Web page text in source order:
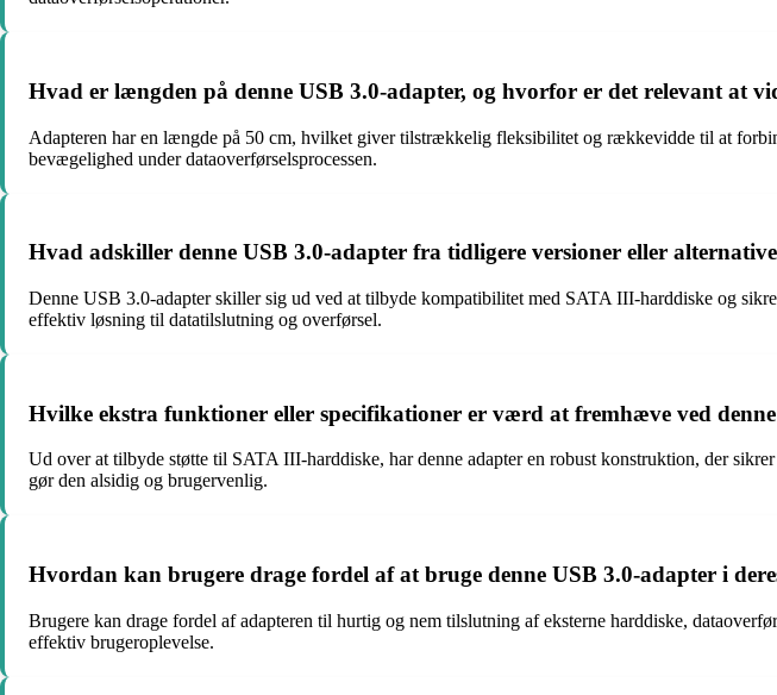
Hvad er længden på denne USB 3.0-adapter, og hvorfor er det relevant at
Adapteren har en længde på 50 cm, hvilket giver tilstrækkelig fleksibilitet og rækkevidde til at
bevægelighed under dataoverførselsprocessen.
Hvad adskiller denne USB 3.0-adapter fra tidligere versioner eller
Denne USB 3.0-adapter skiller sig ud ved at tilbyde kompatibilitet med SATA III-harddiske og
effektiv løsning til datatilslutning og overførsel.
Hvilke ekstra funktioner eller specifikationer er værd at fremhæve ved
Ud over at tilbyde støtte til SATA III-harddiske, har denne adapter en robust konstruktion, der
gør den alsidig og brugervenlig.
Hvordan kan brugere drage fordel af at bruge denne USB 3.0-adapter i
Brugere kan drage fordel af adapteren til hurtig og nem tilslutning af eksterne harddiske,
effektiv brugeroplevelse.